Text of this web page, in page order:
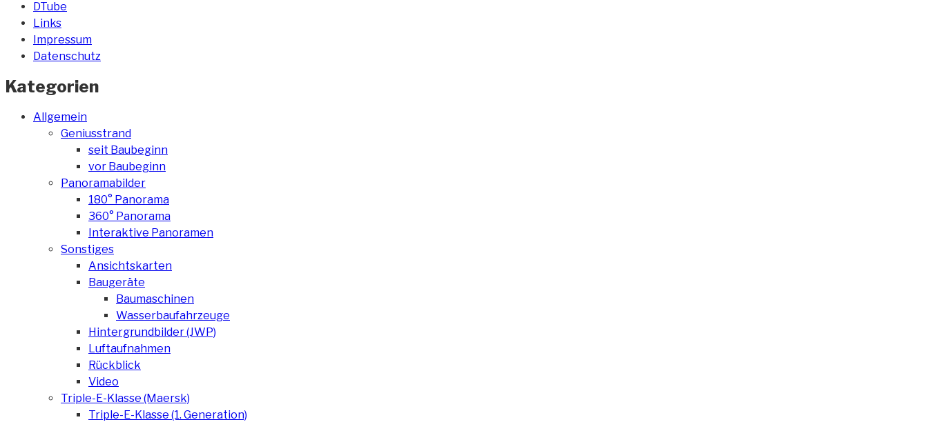
DTube
Links
Impressum
Datenschutz
Kategorien
Allgemein
Geniusstrand
seit Baubeginn
vor Baubeginn
Panoramabilder
180° Panorama
360° Panorama
Interaktive Panoramen
Sonstiges
Ansichtskarten
Baugeräte
Baumaschinen
Wasserbaufahrzeuge
Hintergrundbilder (JWP)
Luftaufnahmen
Rückblick
Video
Triple-E-Klasse (Maersk)
Triple-E-Klasse (1. Generation)